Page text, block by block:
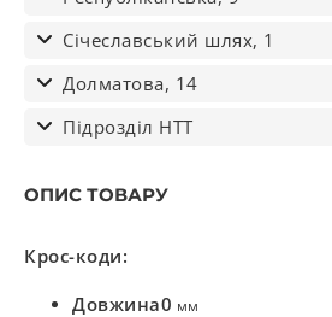
Січеславський шлях, 1
Долматова, 14
Підрозділ НТТ
ОПИС ТОВАРУ
Крос-коди:
Довжина0 мм